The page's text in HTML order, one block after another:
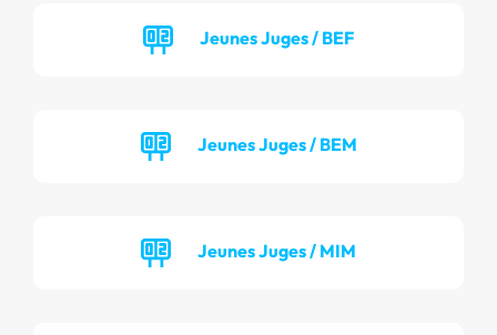
Jeunes Juges / BEF
Jeunes Juges / BEM
Jeunes Juges / MIM